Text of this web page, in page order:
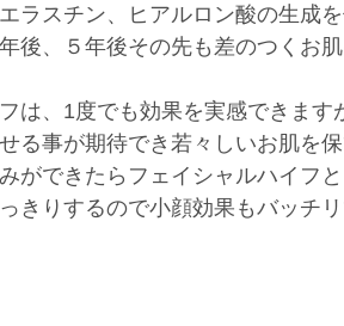
ラスチン、ヒアルロン酸の生成
後、５年後その先も差のつくお
は、1度でも効果を実感できます
る事が期待でき若々しいお肌を保
ができたらフェイシャルハイフ
きりするので小顔効果もバッチリ